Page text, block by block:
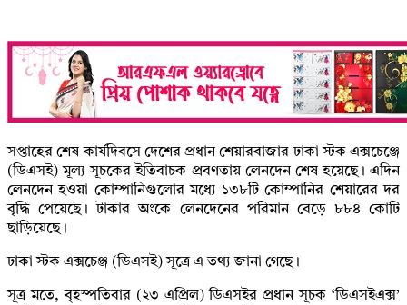
সপ্তাহের শেষ কার্যদিবসে দেশের প্রধান শেয়ারবাজার ঢাকা স্টক এক্সচেঞ্জে
(ডিএসই) মূল্য সূচকের ইতিবাচক প্রবণতায় লেনদেন শেষ হয়েছে। এদিন
লেনদেন হওয়া কোম্পানিগুলোর মধ্যে ১৩৮টি কোম্পানির শেয়ারের দর
বৃদ্ধি পেয়েছে। টাকার অংকে লেনদেনের পরিমান বেড়ে ৮৮৪ কোটি
ছাড়িয়েছে।
ঢাকা স্টক এক্সচেঞ্জ (ডিএসই) সূত্রে এ তথ্য জানা গেছে।
সূত্র মতে, বৃহস্পতিবার (২৩ এপ্রিল) ডিএসইর প্রধান সূচক ‘ডিএসইএক্স’